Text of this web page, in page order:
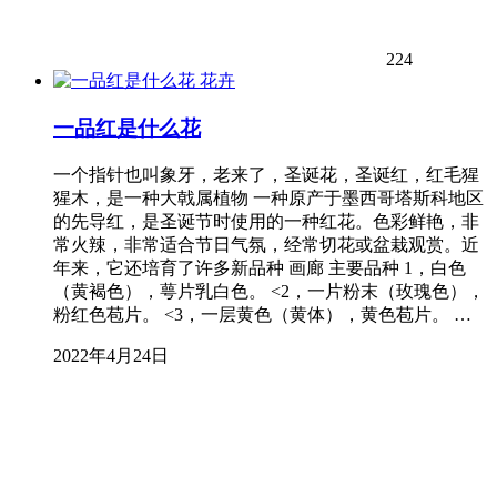
224
花卉
一品红是什么花
一个指针也叫象牙，老来了，圣诞花，圣诞红，红毛猩
猩木，是一种大戟属植物 一种原产于墨西哥塔斯科地区
的先导红，是圣诞节时使用的一种红花。色彩鲜艳，非
常火辣，非常适合节日气氛，经常切花或盆栽观赏。近
年来，它还培育了许多新品种 画廊 主要品种 1，白色
（黄褐色），萼片乳白色。 <2，一片粉末（玫瑰色），
粉红色苞片。 <3，一层黄色（黄体），黄色苞片。 …
2022年4月24日